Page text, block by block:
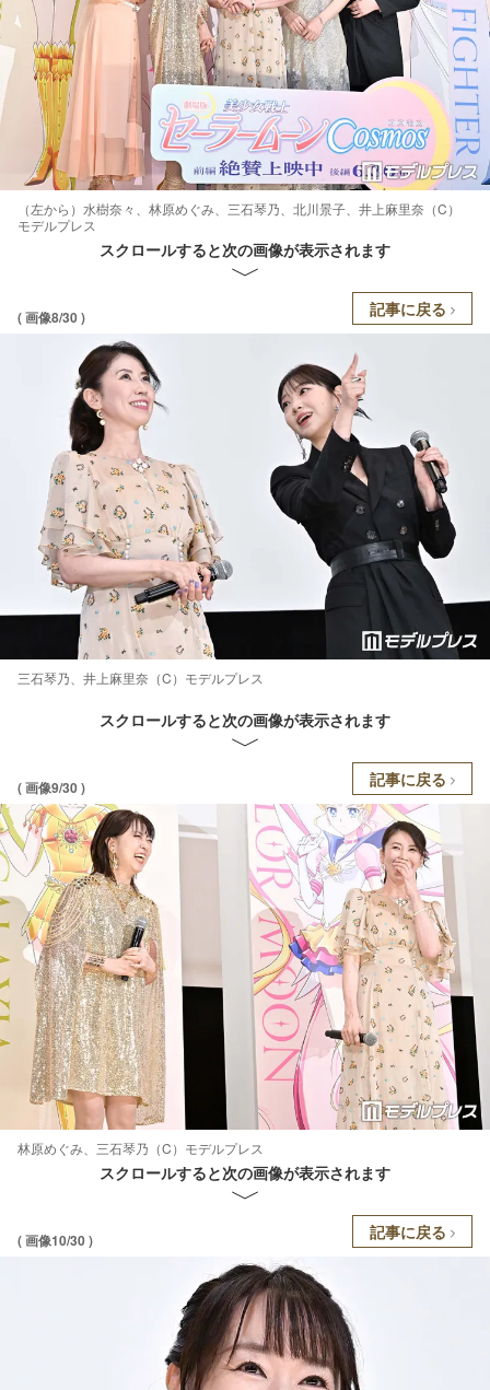
（左から）水樹奈々、林原めぐみ、三石琴乃、北川景子、井上麻里奈（C）
モデルプレス
スクロールすると次の画像が表示されます
( 画像8/30 ) 記事に戻る
三石琴乃、井上麻里奈（C）モデルプレス
スクロールすると次の画像が表示されます
( 画像9/30 ) 記事に戻る
林原めぐみ、三石琴乃（C）モデルプレス
スクロールすると次の画像が表示されます
( 画像10/30 ) 記事に戻る